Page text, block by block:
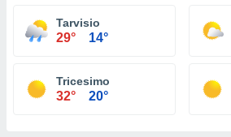
Tarvisio
29° 14°
Tricesimo
32° 20°